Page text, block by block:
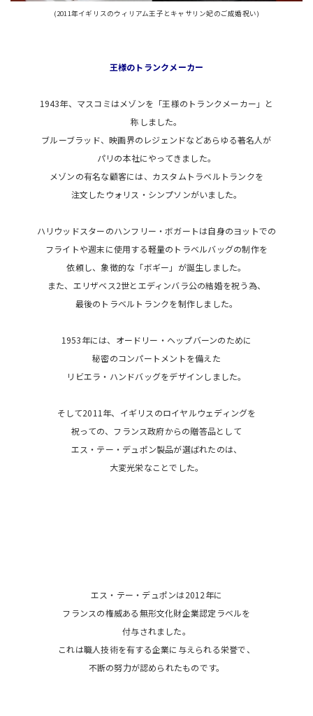
(2011年イギリスのウィリアム王子とキャサリン妃のご成婚祝い)
王様のトランクメーカー
1943年、マスコミはメゾンを「王様のトランクメーカー」と
称しました。
ブルーブラッド、映画界のレジェンドなどあらゆる著名人が
パリの本社にやってきました。
メゾンの有名な顧客には、カスタムトラベルトランクを
注文したウォリス・シンプソンがいました。
ハリウッドスターのハンフリー・ボガートは自身のヨットでの
フライトや週末に使用する軽量のトラベルバッグの制作を
依頼し、象徴的な「ボギー」が誕生しました。
また、エリザベス2世とエディンバラ公の結婚を祝う為、
最後のトラベルトランクを制作しました。
1953年には、オードリー・ヘップバーンのために
秘密のコンパートメントを備えた
リビエラ・ハンドバッグをデザインしました。
そして2011年、イギリスのロイヤルウェディングを
祝っての、フランス政府からの贈答品として
エス・テー・デュポン製品が選ばれたのは、
大変光栄なことでした。
エス・テー・デュポンは2012年に
フランスの権威ある無形文化財企業認定ラベルを
付与されました。
これは職人技術を有する企業に与えられる栄誉で、
不断の努力が認められたものです。